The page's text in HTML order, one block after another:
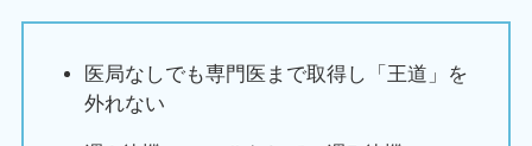
医局なしでも専門医まで取得し「王道」を
外れない